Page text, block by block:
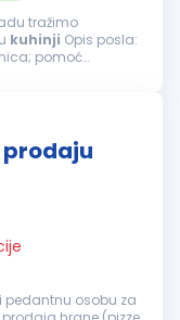
tražimo
kuhinji Opis posla:
pomoć
pedantnu osobu za